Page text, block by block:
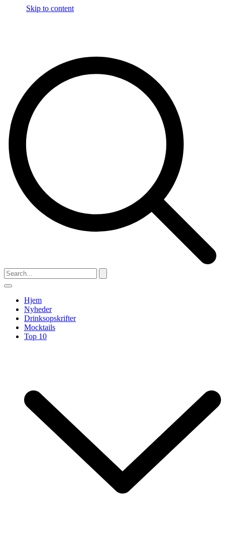
Skip to content
Hjem
Nyheder
Drinksopskrifter
Mocktails
Top 10